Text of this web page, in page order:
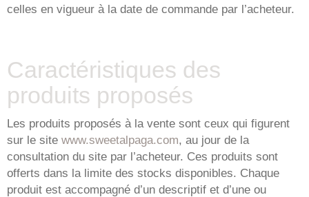
celles en vigueur à la date de commande par l’acheteur.
Caractéristiques des
produits proposés
Les produits proposés à la vente sont ceux qui figurent
sur le site www.sweetalpaga.com, au jour de la
consultation du site par l’acheteur. Ces produits sont
offerts dans la limite des stocks disponibles. Chaque
produit est accompagné d’un descriptif et d’une ou